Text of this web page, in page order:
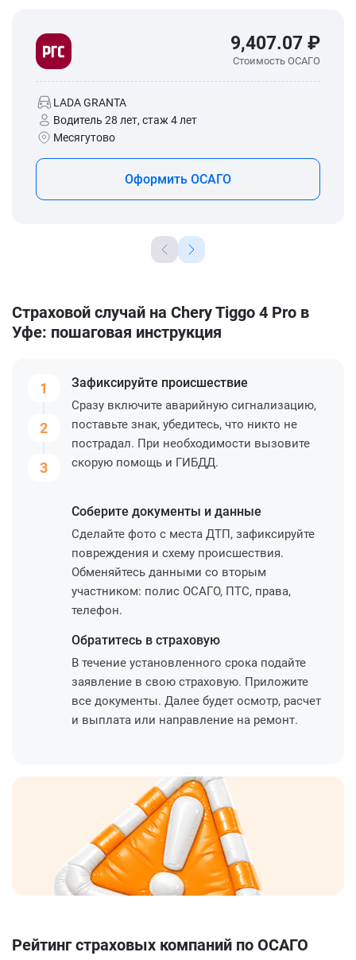
9,407.07 ₽
Стоимость ОСАГО
LADA GRANTA
Водитель 28 лет, стаж 4 лет
Месягутово
Оформить ОСАГО
Страховой случай на Chery Tiggo 4 Pro в
Уфе: пошаговая инструкция
1
2
3
Зафиксируйте происшествие
Сразу включите аварийную сигнализацию,
поставьте знак, убедитесь, что никто не
пострадал. При необходимости вызовите
скорую помощь и ГИБДД.
Соберите документы и данные
Сделайте фото с места ДТП, зафиксируйте
повреждения и схему происшествия.
Обменяйтесь данными со вторым
участником: полис ОСАГО, ПТС, права,
телефон.
Обратитесь в страховую
В течение установленного срока подайте
заявление в свою страховую. Приложите
все документы. Далее будет осмотр, расчет
и выплата или направление на ремонт.
Рейтинг страховых компаний по ОСАГО